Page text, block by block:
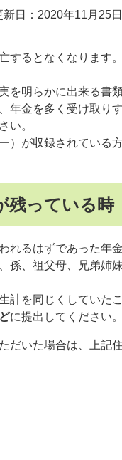
新日：2020年11月25
するとなくなります
を明らかに出来る書
年金を多く受け取り
い。
）が収録されている
残っている時
れるはずであった年
孫、祖父母、兄弟姉
計を同じくしていた
に提出してください。
だいた場合は、上記